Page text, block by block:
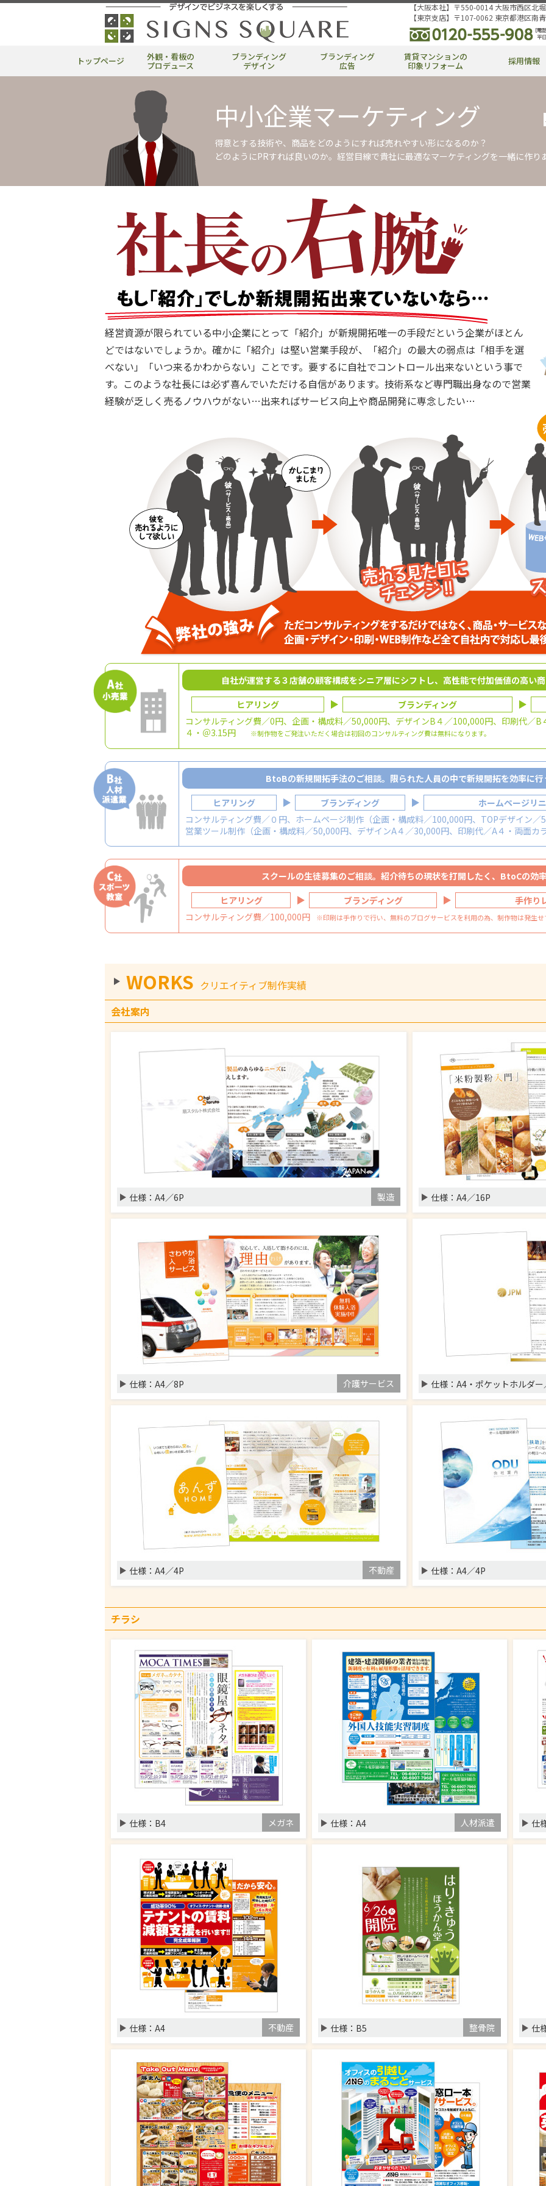
【大阪本社】 〒550-0014 大阪市西区北
【東京支店】 〒107-0062 東京都港区南
トップページ 外観・看板の
プロデュース
ブランディング
デザイン
ブランディング
広告
賃貸マンションの
印象リフォーム 採用情報
中小企業マーケティング
得意とする技術や、商品をどのようにすれば売れやすい形になるのか？
どのようにPRすれば良いのか。経営目線で貴社に最適なマーケティングを一緒に作り
経営資源が限られている中小企業にとって「紹介」が新規開拓唯一の手段だという企業がほとん
どではないでしょうか。確かに「紹介」は堅い営業手段が、「紹介」の最大の弱点は「相手を選
べない」「いつ来るかわからない」ことです。要するに自社でコントロール出来ないという事で
す。このような社長には必ず喜んでいただける自信があります。技術系など専門職出身なので営業
経験が乏しく売るノウハウがない…出来ればサービス向上や商品開発に専念したい…
自社が運営する３店舗の顧客構成をシニア層にシフトし、高性能で付加価値の高い
ヒアリング
ブランディング
コンサルティング費／0円、企画・構成料／50,000円、デザインB４／100,000円、印刷代／
４・＠3.15円
※制作物をご発注いただく場合は初回のコンサルティング費は無料になります。
BtoBの新規開拓手法のご相談。限られた人員の中で新規開拓を効率に
ヒアリング
ブランディング
ホームページリ
コンサルティング費／０円、ホームページ制作（企画・構成料／100,000円、TOPデザイン
営業ツール制作（企画・構成料／50,000円、デザインA４／30,000円、印刷代／A４・両面カ
スクールの生徒募集のご相談。紹介待ちの現状を打開したく、BtoCの効
ヒアリング
ブランディング
手作り
コンサルティング費／100,000円
※印刷は手作りで行い、無料のブログサービスを利用の為、制作物は発生せ
WORKS クリエイティブ制作実績
会社案内
仕様： A4／6P 製造 仕様： A4／16P
仕様： A4／8P 介護サービス 仕様： A4・ポケットホルダー
仕様： A4／4P 不動産 仕様： A4／4P
チラシ
仕様： B4 メガネ 仕様： A4 人材派遣 仕
仕様： A4 不動産 仕様： B5 整骨院 仕